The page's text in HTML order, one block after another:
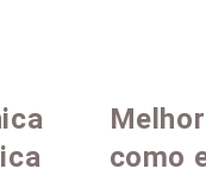
como